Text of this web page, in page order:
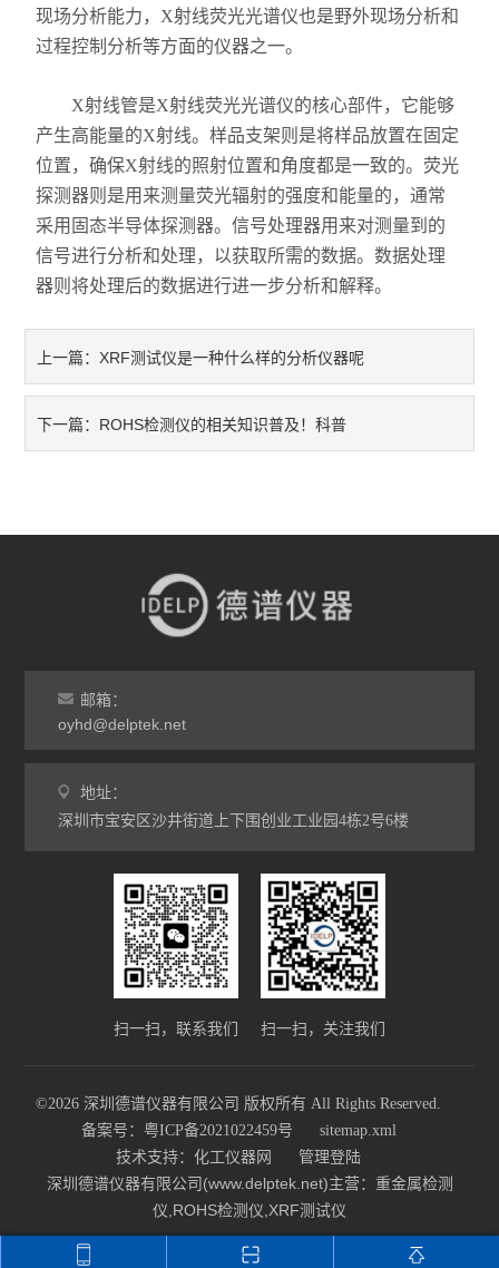
口罩设备
气质联用仪
RoHS2.0检测仪
现场分析能力，‌X射线荧光光谱仪也是野外现场分析和
过程控制分析等方面的仪器之一。‌
X射线管是X射线荧光光谱仪的核心部件，它能够
产生高能量的X射线。样品支架则是将样品放置在固定
位置，确保X射线的照射位置和角度都是一致的。荧光
探测器则是用来测量荧光辐射的强度和能量的，通常
采用固态半导体探测器。信号处理器用来对测量到的
信号进行分析和处理，以获取所需的数据。数据处理
器则将处理后的数据进行进一步分析和解释。
上一篇：XRF测试仪是一种什么样的分析仪器呢
下一篇： ROHS检测仪的相关知识普及！科普
邮箱：
oyhd@delptek.net
地址：
深圳市宝安区沙井街道上下围创业工业园4栋2号6楼
扫一扫，联系我们 扫一扫，关注我们
©2026 深圳德谱仪器有限公司 版权所有 All Rights Reserved.
备案号：粤ICP备2021022459号
sitemap.xml
技术支持： 化工仪器网 管理登陆
深圳德谱仪器有限公司(www.delptek.net)主营：重金属检测
仪,ROHS检测仪,XRF测试仪